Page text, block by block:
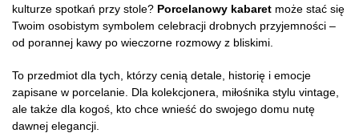
kulturze spotkań przy stole? Porcelanowy kabaret może stać się
Twoim osobistym symbolem celebracji drobnych przyjemności –
od porannej kawy po wieczorne rozmowy z bliskimi.
To przedmiot dla tych, którzy cenią detale, historię i emocje
zapisane w porcelanie. Dla kolekcjonera, miłośnika stylu vintage,
ale także dla kogoś, kto chce wnieść do swojego domu nutę
dawnej elegancji.